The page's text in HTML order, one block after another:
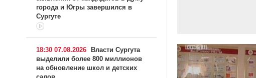
города и Югры завершился в
Сургуте
18:30 07.08.2026
Власти Сургута
выделили более 800 миллионов
на обновление школ и детских